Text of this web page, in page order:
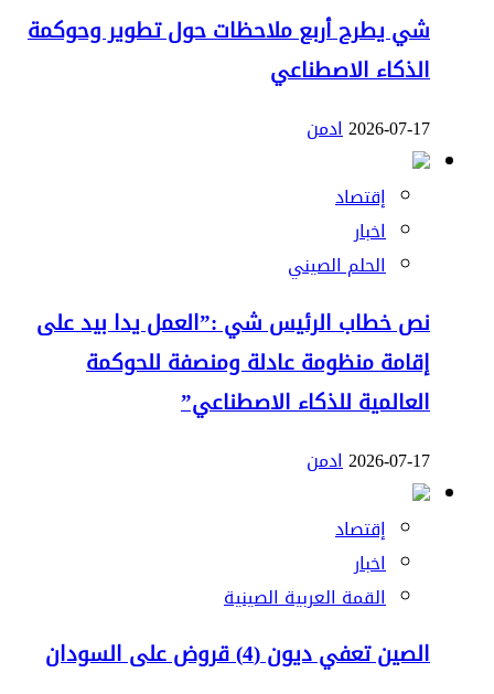
شي يطرح أربع ملاحظات حول تطوير وحوكمة
الذكاء الاصطناعي
2026-07-17ادمن
إقتصاد
اخبار
الحلم الصيني
نص خطاب الرئيس شي :”العمل يدا بيد على
إقامة منظومة عادلة ومنصفة للحوكمة
العالمية للذكاء الاصطناعي”
2026-07-17ادمن
إقتصاد
اخبار
القمة العربية الصينية
الصين تعفي ديون (4) قروض على السودان